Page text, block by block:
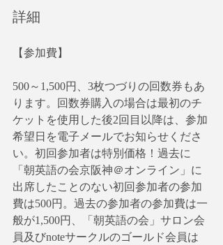
詳細
【参加費】
500～1,500円、3枚つづりの回数券もあ
ります。回数券購入の場合は最初のチ
ケットを使用した後2回目以降は、参加
希望日を電子メールでお知らせくださ
い。初回参加者は特別価格！過去に
「朝英語の会京阪神＠オンライン」に
出席したことのない初回参加者の参加
費は500円。過去の参加者の参加費は一
般が1,500円、「朝英語の会」サロン会
員及びnoteサークルのゴールド会員は